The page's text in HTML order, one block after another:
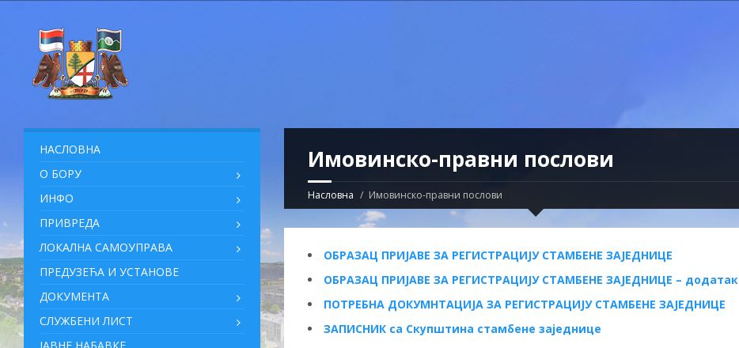
Имовинско-правни послови
Насловна Имовинско-правни послови
ОБРАЗАЦ ПРИЈАВЕ ЗА РЕГИСТРАЦИЈУ СТАМБЕНЕ ЗАЈЕДНИЦЕ
ОБРАЗАЦ ПРИЈАВЕ ЗА РЕГИСТРАЦИЈУ СТАМБЕНЕ ЗАЈЕДНИЦЕ – додатак
ПОТРЕБНА ДОКУМНТАЦИЈА ЗА РЕГИСТРАЦИЈУ СТАМБЕНЕ ЗАЈЕДНИЦЕ
ЗАПИСНИК са Скупштина стамбене заједнице
НАСЛОВНА
О БОРУ
ИНФО
ПРИВРЕДА
ЛОКАЛНА САМОУПРАВА
ПРЕДУЗЕЋА И УСТАНОВЕ
ДОКУМЕНТА
СЛУЖБЕНИ ЛИСТ